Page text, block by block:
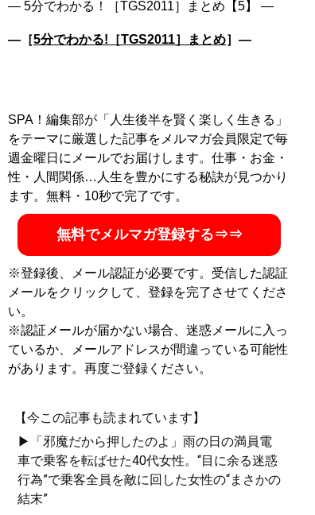
―［5分でわかる!［TGS2011］まとめ］―
SPA！編集部が「人生後半を賢く楽しく生きる」
をテーマに厳選した記事をメルマガ会員限定で毎
週金曜日にメールでお届けします。仕事・お金・
性・人間関係…人生を豊かにする秘訣が見つかり
ます。無料・10秒で完了です。
無料でメルマガ登録する⇒⇒
※登録後、メール認証が必要です。受信した認証
メールをクリックして、登録を完了させてくださ
い。
※認証メールが届かない場合、迷惑メールに入っ
ているか、メールアドレスが間違っている可能性
があります。再度ご登録ください。
【今この記事も読まれています】
▶「邪魔だから押したのよ」雨の日の満員電
車で乗客を転ばせた40代女性。“目に余る迷惑
行為”で乗客全員を敵に回した女性の“まさかの
結末”